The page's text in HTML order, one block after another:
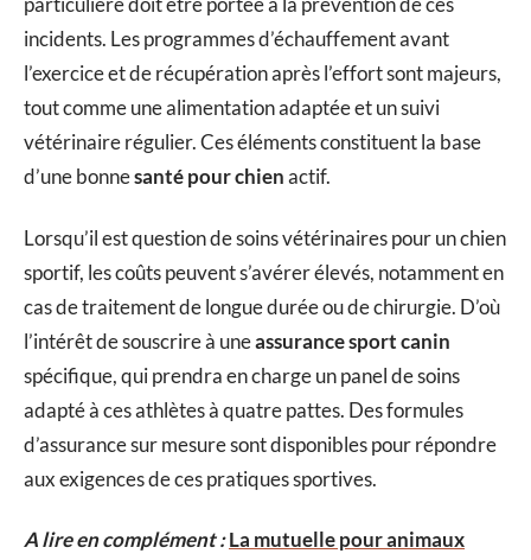
incidents. Les programmes d’échauffement avant
l’exercice et de récupération après l’effort sont majeurs,
tout comme une alimentation adaptée et un suivi
vétérinaire régulier. Ces éléments constituent la base
d’une bonnesanté pour chienactif.
Lorsqu’il est question de soins vétérinaires pour un chien
sportif, les coûts peuvent s’avérer élevés, notamment en
cas de traitement de longue durée ou de chirurgie. D’où
l’intérêt de souscrire à uneassurance sport canin
spécifique, qui prendra en charge un panel de soins
adapté à ces athlètes à quatre pattes. Des formules
d’assurance sur mesure sont disponibles pour répondre
aux exigences de ces pratiques sportives.
A lire en complément :La mutuelle pour animaux